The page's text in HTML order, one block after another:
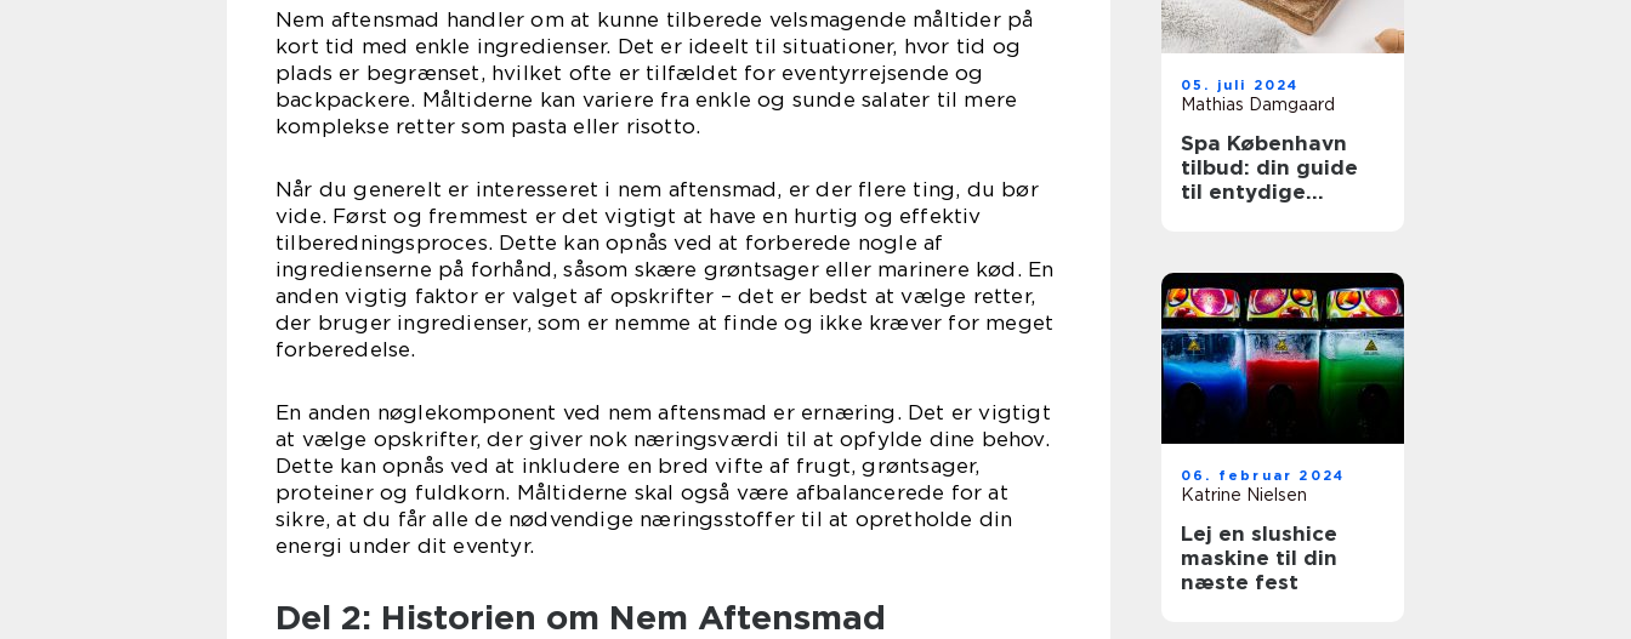
Nem aftensmad handler om at kunne tilberede velsmagende måltider på
kort tid med enkle ingredienser. Det er ideelt til situationer, hvor tid og
plads er begrænset, hvilket ofte er tilfældet for eventyrrejsende og
backpackere. Måltiderne kan variere fra enkle og sunde salater til mere
komplekse retter som pasta eller risotto.
Når du generelt er interesseret i nem aftensmad, er der flere ting, du bør
vide. Først og fremmest er det vigtigt at have en hurtig og effektiv
tilberedningsproces. Dette kan opnås ved at forberede nogle af
ingredienserne på forhånd, såsom skære grøntsager eller marinere kød. En
anden vigtig faktor er valget af opskrifter – det er bedst at vælge retter,
der bruger ingredienser, som er nemme at finde og ikke kræver for meget
forberedelse.
En anden nøglekomponent ved nem aftensmad er ernæring. Det er vigtigt
at vælge opskrifter, der giver nok næringsværdi til at opfylde dine behov.
Dette kan opnås ved at inkludere en bred vifte af frugt, grøntsager,
proteiner og fuldkorn. Måltiderne skal også være afbalancerede for at
sikre, at du får alle de nødvendige næringsstoffer til at opretholde din
energi under dit eventyr.
Del 2: Historien om Nem Aftensmad
05. juli 2024
Mathias Damgaard
Spa København
tilbud: din guide
til entydige
06. februar 2024
Katrine Nielsen
Lej en slushice
maskine til din
næste fest